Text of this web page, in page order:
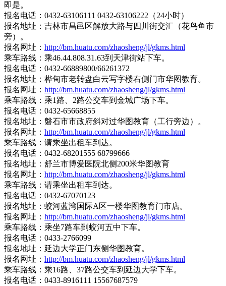
即是。
报名电话：0432-63106111 0432-63106222（24小时）
报名地址：吉林市昌邑区解放大路与四川街交汇（花鸟鱼市
旁）。
报名网址： http://bm.huatu.com/zhaosheng/jl/gkms.html
乘车路线：乘46.44.808.31.63到天津街站下车。
报名电话：0432-66889800/66261372
报名地址：桦甸市老转盘白云写字楼右侧门市华图教育。
报名网址： http://bm.huatu.com/zhaosheng/jl/gkms.html
乘车路线：乘1路、2路公交车到金城广场下车。
报名电话：0432-65668855
报名地址：磐石市市政府斜对过华图教育（工行旁边）。
报名网址： http://bm.huatu.com/zhaosheng/jl/gkms.html
乘车路线：请乘坐出租车到达。
报名电话：0432-68201555 68799666
报名地址：舒兰市博爱医院北侧200米华图教育
报名网址： http://bm.huatu.com/zhaosheng/jl/gkms.html
乘车路线：请乘坐出租车到达。
报名电话：0432-67070123
报名地址：蛟河蓝湾国际A区一楼华图教育门市店。
报名网址： http://bm.huatu.com/zhaosheng/jl/gkms.html
乘车路线：乘坐7路车到蛟河五中下车。
报名电话：0433-2766099
报名地址：延边大学正门东侧华图教育。
报名网址： http://bm.huatu.com/zhaosheng/jl/gkms.html
乘车路线：乘16路、37路公交车到延边大学下车。
报名电话：0433-8916111 15567687579